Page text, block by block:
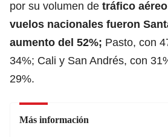
por su volumen de tráfico
vuelos nacionales fueron
aumento del 52%; Pasto, con
34%; Cali y San Andrés, con
29%.
Más información